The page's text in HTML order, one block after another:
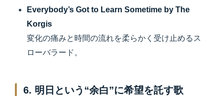
Everybody’s Got to Learn Sometime by The
Korgis
変化の痛みと時間の流れを柔らかく受け止めるス
ローバラード。
6. 明日という“余白”に希望を託す歌